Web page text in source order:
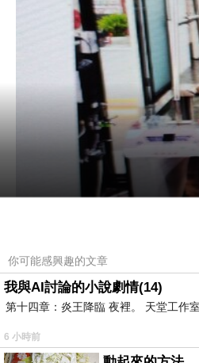
你可能感興趣的文章
我與AI討論的小說劇情(14)
第十四章：炎王降臨 夜裡。 天堂工作
6 小時前